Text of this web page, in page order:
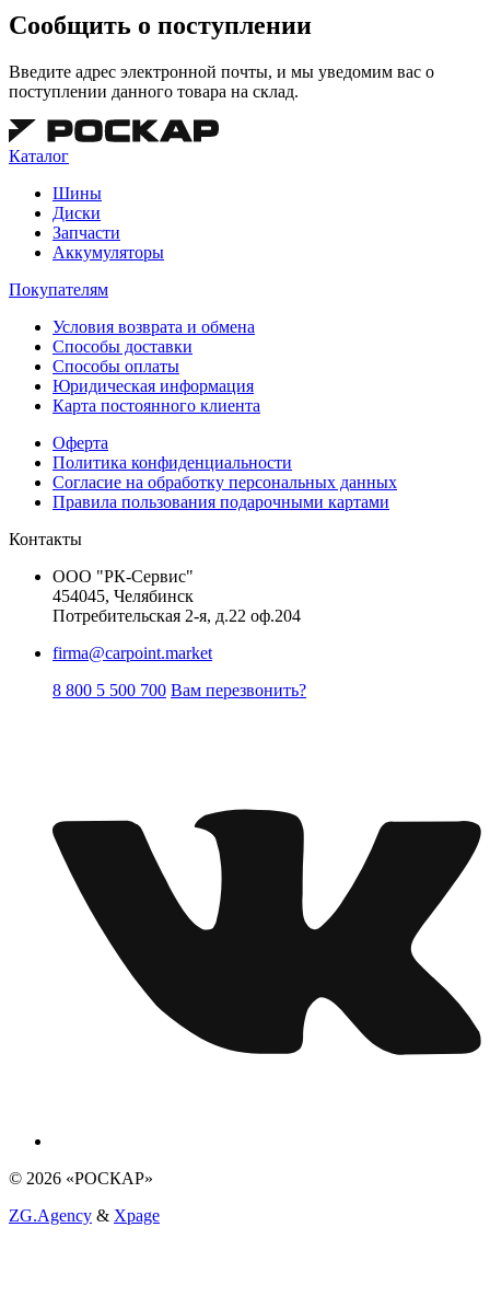
Сообщить о поступлении
Введите адрес электронной почты, и мы уведомим вас о
поступлении данного товара на склад.
Каталог
Шины
Диски
Запчасти
Аккумуляторы
Покупателям
Условия возврата и обмена
Способы доставки
Способы оплаты
Юридическая информация
Карта постоянного клиента
Оферта
Политика конфиденциальности
Согласие на обработку персональных данных
Правила пользования подарочными картами
Контакты
ООО "РК-Сервис"
454045, Челябинск
Потребительская 2-я, д.22 оф.204
firma@carpoint.market
8 800 5 500 700 Вам перезвонить?
© 2026 «РОСКАР»
ZG.Agency & Xpage